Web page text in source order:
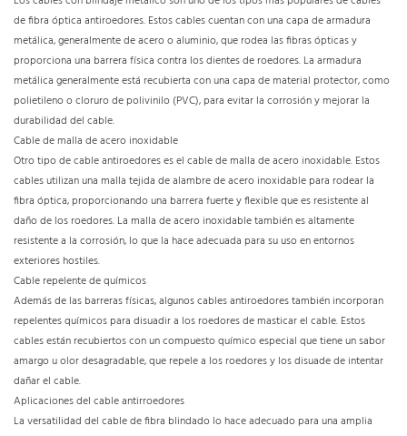
de fibra óptica antiroedores. Estos cables cuentan con una capa de armadura
metálica, generalmente de acero o aluminio, que rodea las fibras ópticas y
proporciona una barrera física contra los dientes de roedores. La armadura
metálica generalmente está recubierta con una capa de material protector, como
polietileno o cloruro de polivinilo (PVC), para evitar la corrosión y mejorar la
durabilidad del cable.
Cable de malla de acero inoxidable
Otro tipo de cable antiroedores es el cable de malla de acero inoxidable. Estos
cables utilizan una malla tejida de alambre de acero inoxidable para rodear la
fibra óptica, proporcionando una barrera fuerte y flexible que es resistente al
daño de los roedores. La malla de acero inoxidable también es altamente
resistente a la corrosión, lo que la hace adecuada para su uso en entornos
exteriores hostiles.
Cable repelente de químicos
Además de las barreras físicas, algunos cables antiroedores también incorporan
repelentes químicos para disuadir a los roedores de masticar el cable. Estos
cables están recubiertos con un compuesto químico especial que tiene un sabor
amargo u olor desagradable, que repele a los roedores y los disuade de intentar
dañar el cable.
Aplicaciones del cable antirroedores
La versatilidad del cable de fibra blindado lo hace adecuado para una amplia